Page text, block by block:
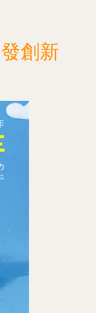
創新